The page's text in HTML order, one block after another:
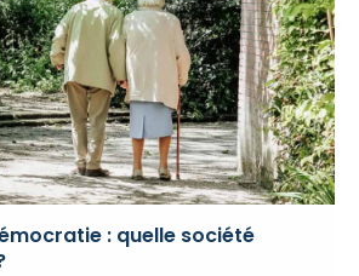
: quelle société